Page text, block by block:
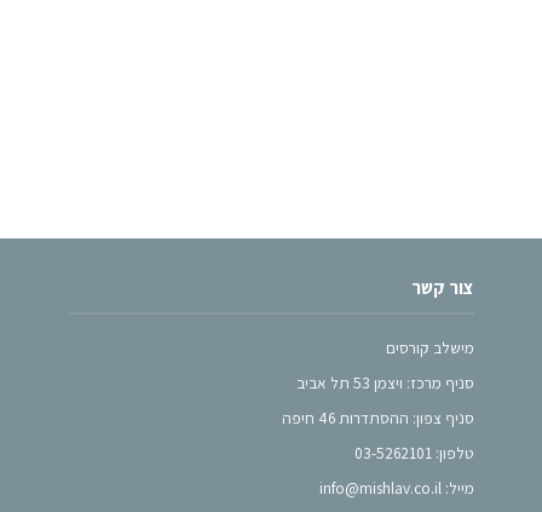
צור קשר
מישלב קורסים
סניף מרכז: ויצמן 53 תל אביב
סניף צפון: ההסתדרות 46 חיפה
טלפון: 03-5262101
מייל: info@mishlav.co.il